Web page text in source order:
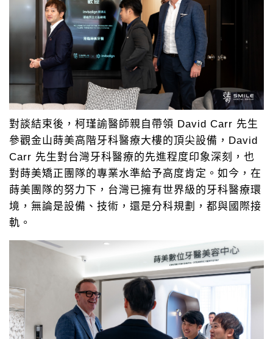
對談結束後，柯瑾諭醫師親自帶領 David Carr 先生
參觀金山蒔美高階牙科醫療大樓的頂尖設備，David
Carr 先生對台灣牙科醫療的先進程度印象深刻，也
對蒔美矯正團隊的專業水準給予高度肯定。如今，在
蒔美團隊的努力下，台灣已擁有世界級的牙科醫療環
境，無論是設備、技術，還是分科規劃，都與國際接
軌。